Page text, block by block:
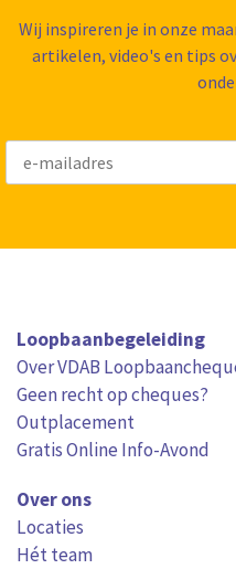
Wij inspireren je in onze
artikelen, video's en tips
Loopbaanbegeleiding
Over VDAB
Geen recht op cheques?
Outplacement
Gratis Online Info-Avond
Over ons
Locaties
Hét team